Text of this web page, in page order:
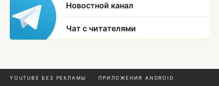
Новостной канал
Чат с читателями
YOUTUBE БЕЗ РЕКЛАМЫ ПРИЛОЖЕНИЯ ANDROID